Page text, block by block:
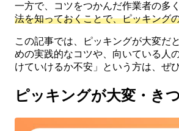
一方で、コツをつかんだ作業者の多
法を知っておくことで、ピッキング
この記事では、ピッキングが大変だ
めの実践的なコツや、向いている人
けていけるか不安」という方は、ぜ
ピッキングが大変・き